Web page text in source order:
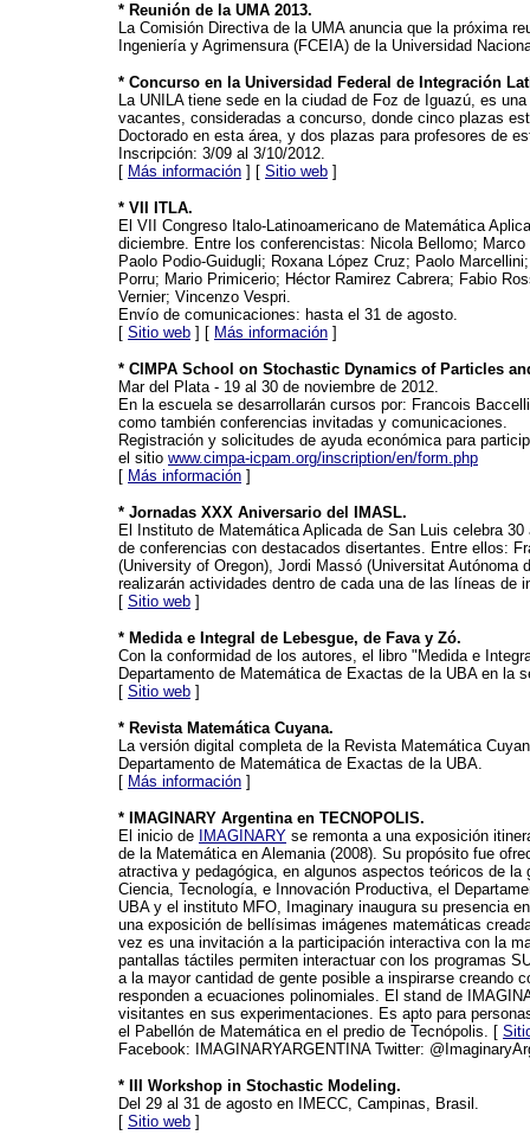
* Reunión de la UMA 2013.
La Comisión Directiva de la UMA anuncia que la próxima
Ingeniería y Agrimensura (FCEIA) de la Universidad
* Concurso en la Universidad Federal de Integración
La UNILA tiene sede en la ciudad de Foz de Iguazú, es
vacantes, consideradas a concurso, donde cinco plazas
Doctorado en esta área, y dos plazas para profesores de
Inscripción: 3/09 al 3/10/2012.
[ Más información ] [ Sitio web ]
* VII ITLA.
El VII Congreso Italo-Latinoamericano de Matemática
diciembre. Entre los conferencistas: Nicola Bellomo;
Paolo Podio-Guidugli; Roxana López Cruz; Paolo
Porru; Mario Primicerio; Héctor Ramirez Cabrera; Fabio
Vernier; Vincenzo Vespri.
Envío de comunicaciones: hasta el 31 de agosto.
[ Sitio web ] [ Más información ]
* CIMPA School on Stochastic Dynamics of Particles
Mar del Plata - 19 al 30 de noviembre de 2012.
En la escuela se desarrollarán cursos por: Francois
como también conferencias invitadas y comunicaciones.
Registración y solicitudes de ayuda económica para
el sitio www.cimpa-icpam.org/inscription/en/form.php
[ Más información ]
* Jornadas XXX Aniversario del IMASL.
El Instituto de Matemática Aplicada de San Luis celebra
de conferencias con destacados disertantes. Entre ellos:
(University of Oregon), Jordi Massó (Universitat Autónoma
realizarán actividades dentro de cada una de las líneas de
[ Sitio web ]
* Medida e Integral de Lebesgue, de Fava y Zó.
Con la conformidad de los autores, el libro "Medida e
Departamento de Matemática de Exactas de la UBA en la
[ Sitio web ]
* Revista Matemática Cuyana.
La versión digital completa de la Revista Matemática
Departamento de Matemática de Exactas de la UBA.
[ Más información ]
* IMAGINARY Argentina en TECNOPOLIS.
El inicio de
IMAGINARY se remonta a una exposición
de la Matemática en Alemania (2008). Su propósito fue
atractiva y pedagógica, en algunos aspectos teóricos de
Ciencia, Tecnología, e Innovación Productiva, el
UBA y el instituto MFO, Imaginary inaugura su presencia
una exposición de bellísimas imágenes matemáticas
vez es una invitación a la participación interactiva con la
pantallas táctiles permiten interactuar con los programas
a la mayor cantidad de gente posible a inspirarse creando
responden a ecuaciones polinomiales. El stand de
visitantes en sus experimentaciones. Es apto para
el Pabellón de Matemática en el predio de Tecnópolis. [
Facebook: IMAGINARYARGENTINA Twitter:
* III Workshop in Stochastic Modeling.
Del 29 al 31 de agosto en IMECC, Campinas, Brasil.
[ Sitio web ]